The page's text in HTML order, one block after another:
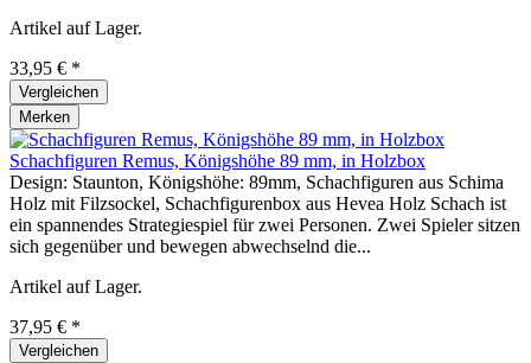
Artikel auf Lager.
33,95 € *
Vergleichen
Merken
Schachfiguren Remus, Königshöhe 89 mm, in Holzbox
Design: Staunton, Königshöhe: 89mm, Schachfiguren aus Schima
Holz mit Filzsockel, Schachfigurenbox aus Hevea Holz Schach ist
ein spannendes Strategiespiel für zwei Personen. Zwei Spieler sitzen
sich gegenüber und bewegen abwechselnd die...
Artikel auf Lager.
37,95 € *
Vergleichen